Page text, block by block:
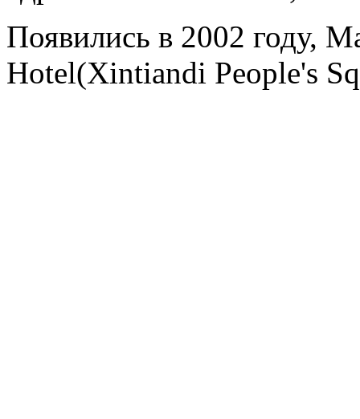
Появились в 2002 году,
Hotel(Xintiandi People's